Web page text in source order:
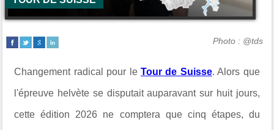
Photo : @tds
Changement radical pour le Tour de Suisse. Alors que
l'épreuve helvète se disputait auparavant sur huit jours,
cette édition 2026 ne comptera que cinq étapes, du